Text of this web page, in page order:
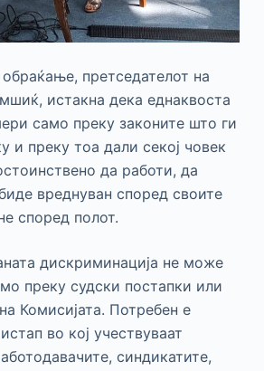
претседателот на
истакна дека еднаквоста
само преку законите што ги
и преку тоа дали секој човек
да работи, да
вреднуван според своите
според полот.
дискриминација не може
преку судски постапки или
Комисијата. Потребен е
во кој учествуваат
синдикатите,